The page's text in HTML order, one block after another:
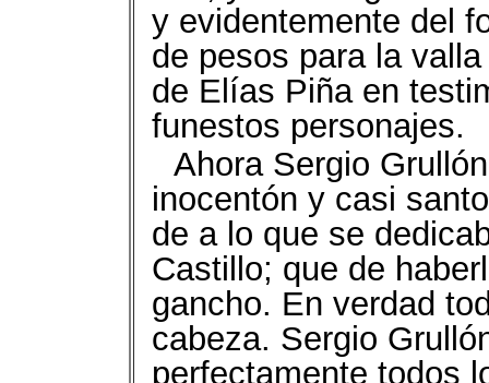
y evidentemente del
de pesos para la
de Elías Piña en
funestos personajes.
Ahora Sergio
inocentón y casi
de a lo que se
Castillo; que de
gancho. En verdad
cabeza. Sergio
perfectamente todos